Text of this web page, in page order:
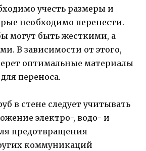
учесть размеры и
необходимо перенести.
могут быть жесткими, а
В зависимости от этого,
оптимальные материалы
переноса.
в стене следует учитывать
электро-, водо- и
предотвращения
коммуникаций